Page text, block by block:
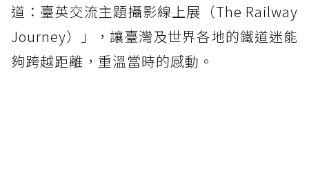
道：臺英交流主題攝影線上展（The Railway
Journey）」，讓臺灣及世界各地的鐵道迷能
夠跨越距離，重溫當時的感動。